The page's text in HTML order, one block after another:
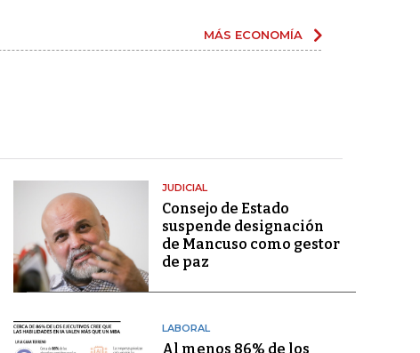
MÁS ECONOMÍA
JUDICIAL
Consejo de Estado
suspende designación
de Mancuso como gestor
de paz
LABORAL
Al menos 86% de los